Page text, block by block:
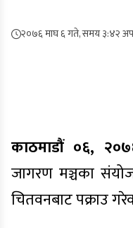
२०७६ माघ ६ गते, समय ३:४२
काठमाडौं ०६,
जागरण मञ्चका
चितवनबाट पक्राउ